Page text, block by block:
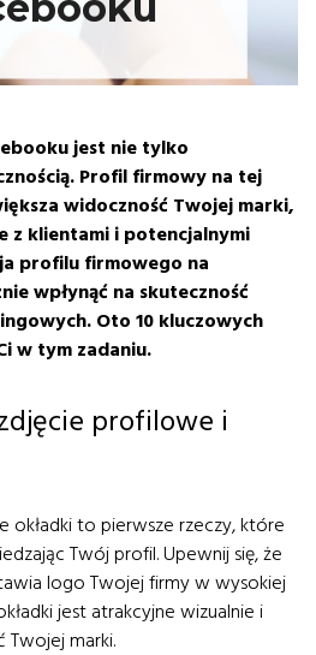
jest nie tylko
Profil firmowy na tej
widoczność Twojej marki,
z klientami i potencjalnymi
profilu firmowego na
wpłynąć na skuteczność
Oto 10 kluczowych
w tym zadaniu.
profilowe i
okładki to pierwsze rzeczy, które
Twój profil. Upewnij się, że
logo Twojej firmy w wysokiej
jest atrakcyjne wizualnie i
Twojej marki.